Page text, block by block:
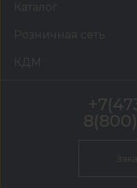
Каталог
Розничная сеть
КДМ